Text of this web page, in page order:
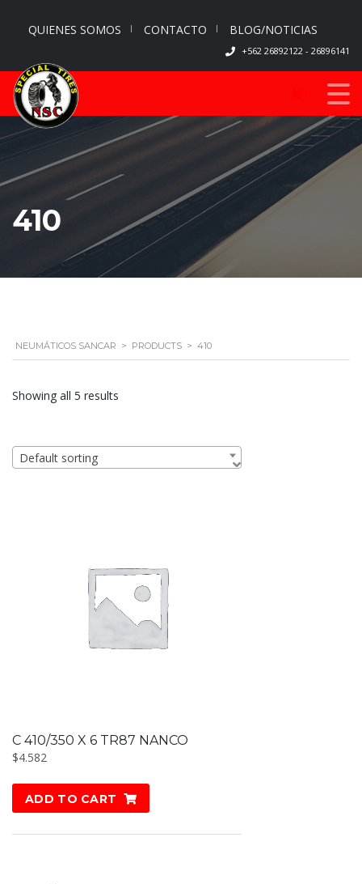
QUIENES SOMOS CONTACTO BLOG/NOTICIAS
+562 26892122 - 26896141
410
NEUMÁTICOS SANCAR > PRODUCTS > 410
Showing all 5 results
Default sorting
C 410/350 X 6 TR87 NANCO
$4.582
ADD TO CART